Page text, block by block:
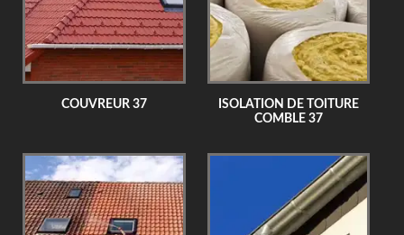
COUVREUR 37
ISOLATION DE TOITURE
COMBLE 37